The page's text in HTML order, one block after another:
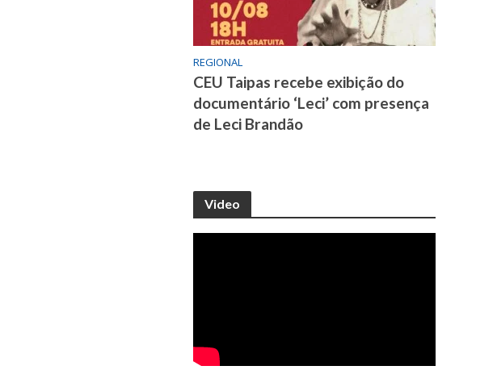
REGIONAL
CEU Taipas recebe exibição do
documentário ‘Leci’ com presença
de Leci Brandão
Video